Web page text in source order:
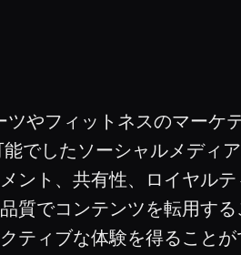
やフィットネスのマーケ
でしたソーシャルメディ
ント、共有性、ロイヤル
質でコンテンツを転用す
ティブな体験を得ること